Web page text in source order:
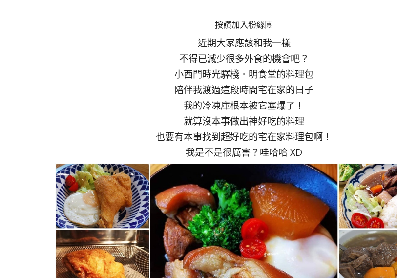
按讚加入粉絲團
近期大家應該和我一樣
不得已減少很多外食的機會吧？
小西門時光驛棧．明食堂的料理包
陪伴我渡過這段時間宅在家的日子
我的冷凍庫根本被它塞爆了！
就算沒本事做出神好吃的料理
也要有本事找到超好吃的宅在家料理包啊！
我是不是很厲害？哇哈哈 XD